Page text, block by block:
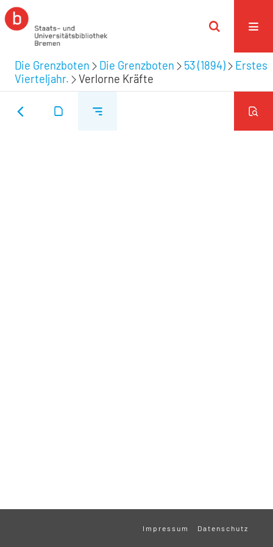
Die Grenzboten Die Grenzboten 53 (1894)
Erstes
Vierteljahr.
Verlorne Kräfte
Impressum Datenschutz